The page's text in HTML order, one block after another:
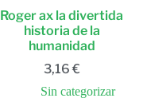
Roger ax la divertida
historia de la
humanidad
3,16 €
Sin categorizar